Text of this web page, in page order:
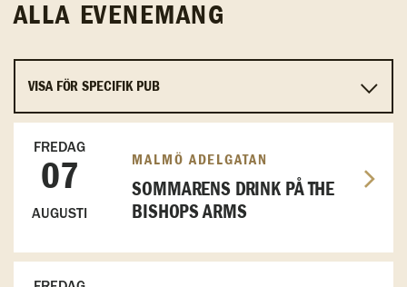
ALLA EVENEMANG
FREDAG
07
AUGUSTI
MALMÖ ADELGATAN
SOMMARENS DRINK PÅ THE
BISHOPS ARMS